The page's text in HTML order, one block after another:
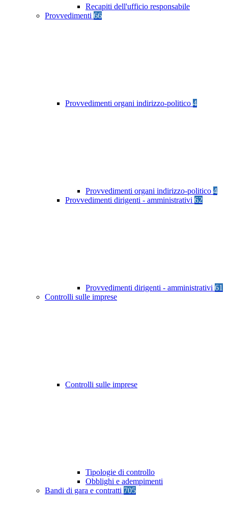
Recapiti dell'ufficio responsabile
Provvedimenti 66
Provvedimenti organi indirizzo-politico 4
Provvedimenti organi indirizzo-politico 4
Provvedimenti dirigenti - amministrativi 62
Provvedimenti dirigenti - amministrativi 61
Controlli sulle imprese
Controlli sulle imprese
Tipologie di controllo
Obblighi e adempimenti
Bandi di gara e contratti 705